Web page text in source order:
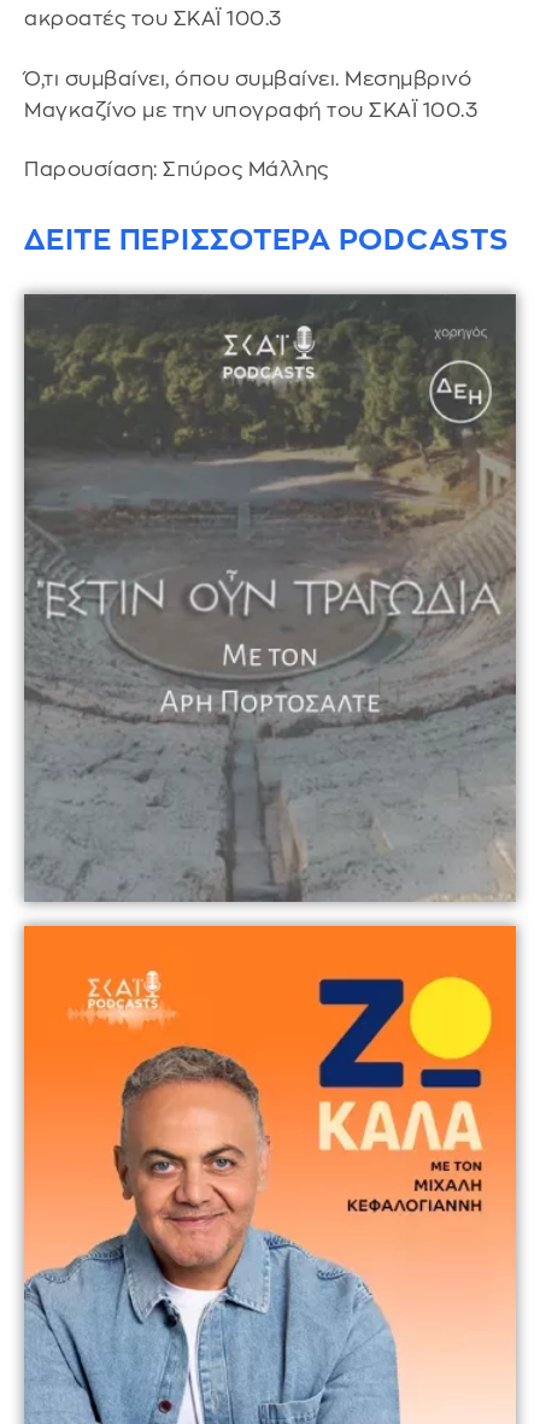
ακροατές του ΣΚΑΪ 100.3
Ό,τι συμβαίνει, όπου συμβαίνει. Μεσημβρινό
Μαγκαζίνο με την υπογραφή του ΣΚΑΪ 100.3
Παρουσίαση: Σπύρος Μάλλης
ΔΕΙΤΕ ΠΕΡΙΣΣΟΤΕΡΑ PODCASTS